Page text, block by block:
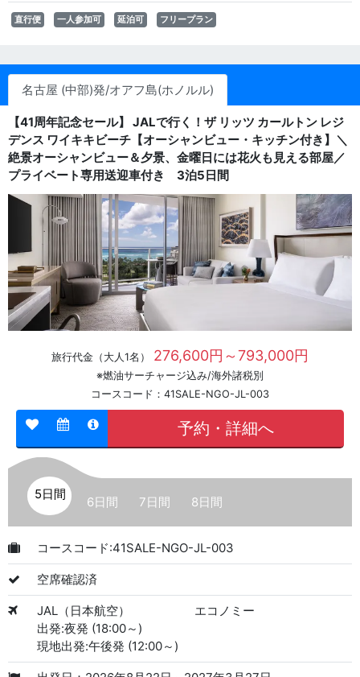
直行便 一人参加可 延泊可 フリープラン
名古屋 (中部)発/オアフ島(ホノルル)
【41周年記念セール】 JALで行く！ザ リッツ カールトン レジ
デンス ワイキキビーチ【オーシャンビュー・キッチン付き】＼
絶景オーシャンビュー＆夕景、金曜日には花火も見える部屋／
プライベート専用送迎車付き 3泊5日間
旅行代金（大人1名） 276,600円～793,000円
※燃油サーチャージ込み/海外諸税別
コースコード：41SALE-NGO-JL-003
予約・詳細へ
5日間
6日間 7日間 8日間
コースコード:41SALE-NGO-JL-003
空席確認済
JAL（日本航空）
エコノミー
出発:夜発 (18:00～)
現地出発:午後発 (12:00～)